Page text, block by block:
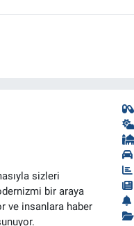
sizleri
bir araya
ve insanlara haber